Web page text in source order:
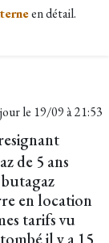
en détail.
le 19/09 à 21:53
de 5 ans
en location
tarifs vu